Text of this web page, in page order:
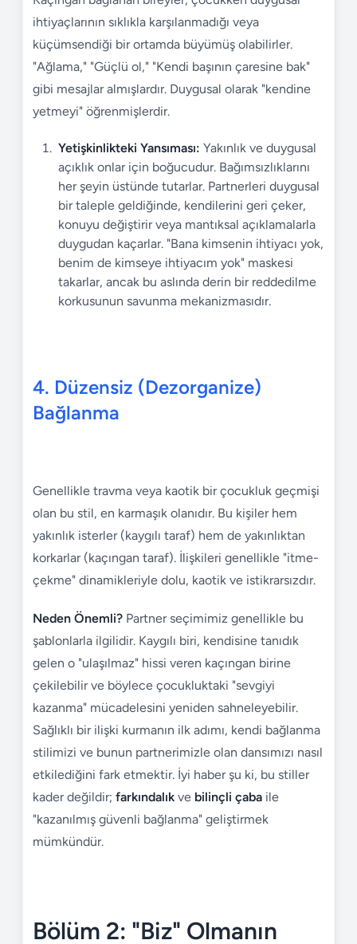
ihtiyaçlarının sıklıkla karşılanmadığı veya
küçümsendiği bir ortamda büyümüş olabilirler.
"Ağlama," "Güçlü ol," "Kendi başının çaresine bak"
gibi mesajlar almışlardır. Duygusal olarak "kendine
yetmeyi" öğrenmişlerdir.
Yetişkinlikteki Yansıması: Yakınlık ve duygusal
açıklık onlar için boğucudur. Bağımsızlıklarını
her şeyin üstünde tutarlar. Partnerleri duygusal
bir taleple geldiğinde, kendilerini geri çeker,
konuyu değiştirir veya mantıksal açıklamalarla
duygudan kaçarlar. "Bana kimsenin ihtiyacı yok,
benim de kimseye ihtiyacım yok" maskesi
takarlar, ancak bu aslında derin bir reddedilme
korkusunun savunma mekanizmasıdır.
4. Düzensiz (Dezorganize)
Bağlanma
Genellikle travma veya kaotik bir çocukluk geçmişi
olan bu stil, en karmaşık olanıdır. Bu kişiler hem
yakınlık isterler (kaygılı taraf) hem de yakınlıktan
korkarlar (kaçıngan taraf). İlişkileri genellikle "itme-
çekme" dinamikleriyle dolu, kaotik ve istikrarsızdır.
Neden Önemli? Partner seçimimiz genellikle bu
şablonlarla ilgilidir. Kaygılı biri, kendisine tanıdık
gelen o "ulaşılmaz" hissi veren kaçıngan birine
çekilebilir ve böylece çocukluktaki "sevgiyi
kazanma" mücadelesini yeniden sahneleyebilir.
Sağlıklı bir ilişki kurmanın ilk adımı, kendi bağlanma
stilimizi ve bunun partnerimizle olan dansımızı nasıl
etkilediğini fark etmektir. İyi haber şu ki, bu stiller
kader değildir; farkındalık ve bilinçli çaba ile
"kazanılmış güvenli bağlanma" geliştirmek
mümkündür.
Bölüm 2: "Biz" Olmanın